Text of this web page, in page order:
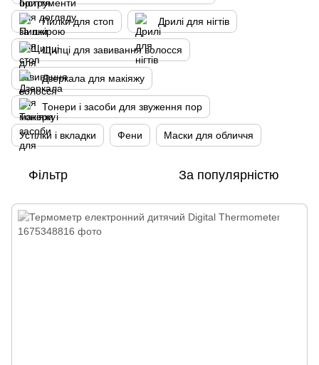
Пилки для стоп Дрилі для нігтів
Щипці для завивання волосся
Дзеркала для макіяжу
Тонери і засоби для звуження пор
Устілки і вкладки Фени Маски для обличчя
Фільтр За популярністю